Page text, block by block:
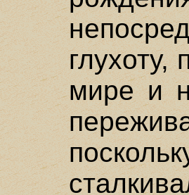
глухоту,
мире и